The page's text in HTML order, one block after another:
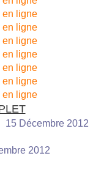
en ligne
en ligne
en ligne
en ligne
en ligne
en ligne
en ligne
2012
2012